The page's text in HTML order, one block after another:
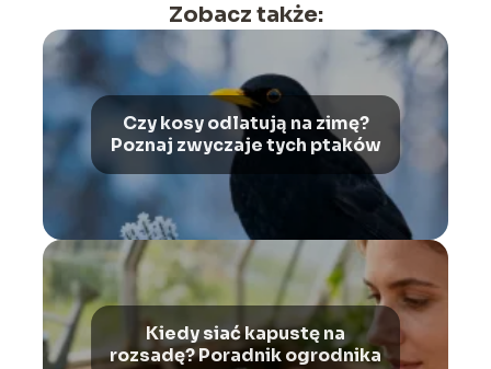
Zobacz także:
Czy kosy odlatują na zimę?
Poznaj zwyczaje tych ptaków
Kiedy siać kapustę na
rozsadę? Poradnik ogrodnika